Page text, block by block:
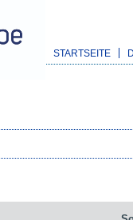
STARTSEITE